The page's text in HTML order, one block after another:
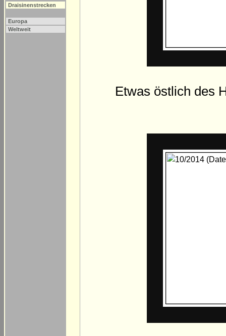
Draisinenstrecken
Europa
Weltweit
Etwas östlich des